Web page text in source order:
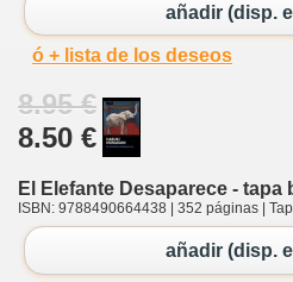
añadir (disp.
ó + lista de los deseos
8.95 €
8.50 €
El Elefante Desaparece - tapa
ISBN: 9788490664438 | 352 páginas |
añadir (disp.